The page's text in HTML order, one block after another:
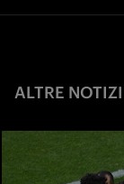
ALTRE